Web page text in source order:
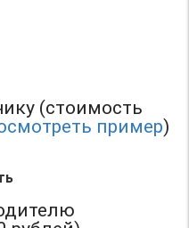
(стоимость
пример)